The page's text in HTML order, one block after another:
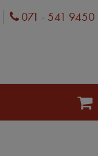
Phone
071 - 541 9450